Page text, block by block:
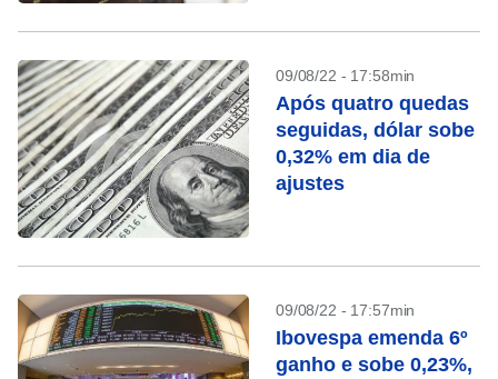
09/08/22 - 17:58min
Após quatro quedas
seguidas, dólar sobe
0,32% em dia de
ajustes
09/08/22 - 17:57min
Ibovespa emenda 6º
ganho e sobe 0,23%,